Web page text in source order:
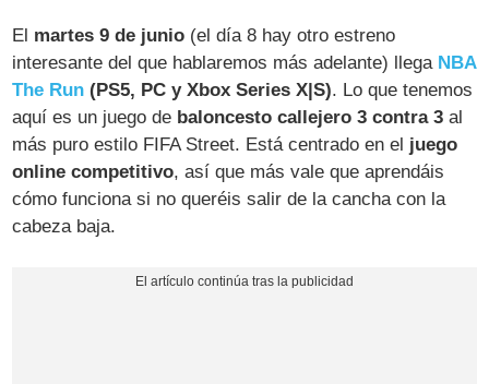
El martes 9 de junio (el día 8 hay otro estreno
interesante del que hablaremos más adelante) llega NBA
The Run (PS5, PC y Xbox Series X|S). Lo que tenemos
aquí es un juego de baloncesto callejero 3 contra 3 al
más puro estilo FIFA Street. Está centrado en el juego
online competitivo, así que más vale que aprendáis
cómo funciona si no queréis salir de la cancha con la
cabeza baja.